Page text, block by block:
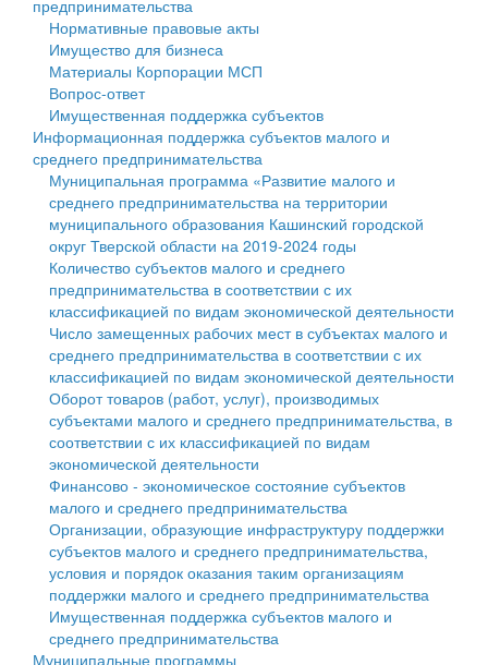
Государственные услуги
Промышленность и АПК
Экономика и бизнес
...
Символика
Устав
Гостям округа
Туризм
Культура
Образование
Здравоохранение
Социальная защита
Фотоальбом
муниципального округа Тверской области
Администрация Кашинского муниципального округа
Тверской области
Управление сельскими территориями
Открытые данные
Работа с обращениями граждан
Муниципальный контроль
Муниципальные услуги
Проекты административных регламентов
Антимонопольный комплаенс
Противодействие коррупции
Финансовое управление
Бюджет для граждан
Имущество
Выявление правообладателей ранее учтенных
объектов недвижимости
Имущественная поддержка субъектов малого и
среднего предпринимательства
Информационная поддержка субъектов малого и
среднего предпринимательства
Муниципальные программы
Контрольно-счетная палата
Персональные данные
Оценка регулирующего воздействия
Деятельность МУ
Нормативы градостроительного проектирования
предпринимательства
Нормативные правовые акты
Имущество для бизнеса
Материалы Корпорации МСП
Вопрос-ответ
Имущественная поддержка субъектов
Информационная поддержка субъектов малого и
среднего предпринимательства
Муниципальная программа «Развитие малого и
среднего предпринимательства на территории
муниципального образования Кашинский городской
округ Тверской области на 2019-2024 годы
Количество субъектов малого и среднего
предпринимательства в соответствии с их
классификацией по видам экономической деятельности
Число замещенных рабочих мест в субъектах малого и
среднего предпринимательства в соответствии с их
классификацией по видам экономической деятельности
Оборот товаров (работ, услуг), производимых
субъектами малого и среднего предпринимательства, в
соответствии с их классификацией по видам
экономической деятельности
Финансово - экономическое состояние субъектов
малого и среднего предпринимательства
Организации, образующие инфраструктуру поддержки
субъектов малого и среднего предпринимательства,
условия и порядок оказания таким организациям
поддержки малого и среднего предпринимательства
Имущественная поддержка субъектов малого и
среднего предпринимательства
Муниципальные программы